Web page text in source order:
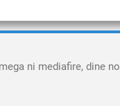
ni mediafire, dine